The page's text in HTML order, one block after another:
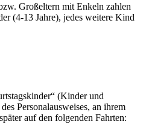
Großeltern mit Enkeln zahlen
(4-13 Jahre), jedes weitere Kind
(Kinder und
Personalausweises, an ihrem
auf den folgenden Fahrten: